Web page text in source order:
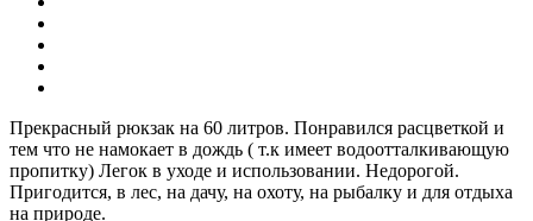
Прекрасный рюкзак на 60 литров. Понравился расцветкой и
тем что не намокает в дождь ( т.к имеет водоотталкивающую
пропитку) Легок в уходе и использовании. Недорогой.
Пригодится, в лес, на дачу, на охоту, на рыбалку и для отдыха
на природе.